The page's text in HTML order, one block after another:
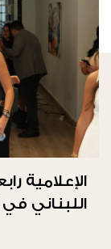
الإعلامية
اللبناني في